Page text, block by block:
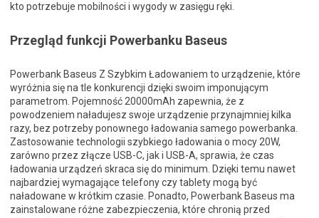
kto potrzebuje mobilności i wygody w zasięgu ręki.
Przegląd funkcji Powerbanku Baseus
Powerbank Baseus Z Szybkim Ładowaniem to urządzenie, które
wyróżnia się na tle konkurencji dzięki swoim imponującym
parametrom. Pojemność 20000mAh zapewnia, że z
powodzeniem naładujesz swoje urządzenie przynajmniej kilka
razy, bez potrzeby ponownego ładowania samego powerbanka.
Zastosowanie technologii szybkiego ładowania o mocy 20W,
zarówno przez złącze USB-C, jak i USB-A, sprawia, że czas
ładowania urządzeń skraca się do minimum. Dzięki temu nawet
najbardziej wymagające telefony czy tablety mogą być
naładowane w krótkim czasie. Ponadto, Powerbank Baseus ma
zainstalowane różne zabezpieczenia, które chronią przed